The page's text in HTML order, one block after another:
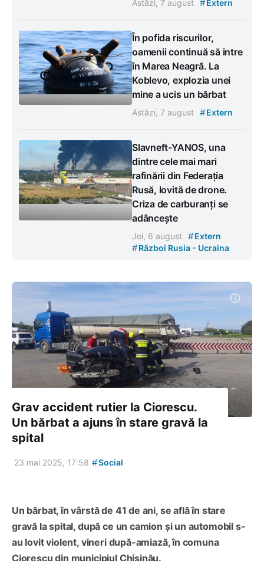
Astăzi, 7 august #Extern
În pofida riscurilor,
oamenii continuă să intre
în Marea Neagră. La
Koblevo, explozia unei
mine a ucis un bărbat
Astăzi, 7 august #Extern
Slavneft-YANOS, una
dintre cele mai mari
rafinării din Federația
Rusă, lovită de drone.
Criza de carburanți se
adâncește
Joi, 6 august #Extern
#Război Rusia - Ucraina
Grav accident rutier la Ciorescu.
Un bărbat a ajuns în stare gravă la
spital
23 mai 2025, 17:58 #Social
Un bărbat, în vârstă de 41 de ani, se află în stare
gravă la spital, după ce un camion și un automobil s-
au lovit violent, vineri după-amiază, în comuna
Ciorescu din municipiul Chișinău.